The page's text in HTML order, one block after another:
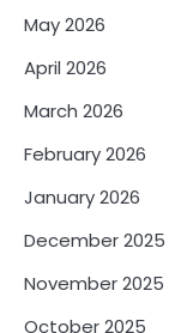
May 2026
April 2026
March 2026
February 2026
January 2026
December 2025
November 2025
October 2025